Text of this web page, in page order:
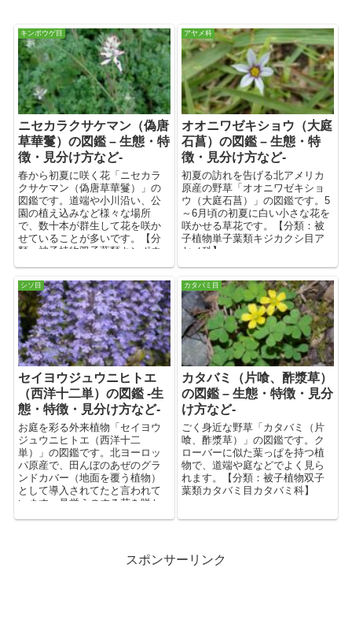
キンポウゲ目
ニセカラクサケマン（偽唐
草華鬘）の図鑑 – 生態・特
徴・見分け方など-
春から初夏に咲く花「ニセカラ
クサケマン（偽唐草華鬘）」の
図鑑です。道端や小川沿い、公
園の植え込みなど様々な場所
で、数十本が群生して花を咲か
せていることが多いです。【分
類：被子植物双子葉類キンポウ
アヤメ科
オオニワゼキショウ（大庭
石菖）の図鑑 – 生態・特
徴・見分け方など-
初夏の訪れを告げる北アメリカ
原産の野草「オオニワゼキショ
ウ（大庭石菖）」の図鑑です。5
～6月頃の初夏に白い小さな花を
咲かせる草花です。【分類：被
子植物単子葉類キジカクシ目ア
ヤメ科】
シソ目
セイヨウジュウニヒトエ
（西洋十二単）の図鑑 -生
態・特徴・見分け方など-
お庭を彩る外来植物「セイヨウ
ジュウニヒトエ（西洋十二
単）」の図鑑です。北ヨーロッ
パ原産で、田んぼのあぜのグラ
ンドカバー（地面を覆う植物）
として導入されてたと言われて
います。見栄えのする花を咲か
カタバミ目
カタバミ（片喰、酢漿草）
の図鑑 – 生態・特徴・見分
け方など-
ごく身近な野草「カタバミ（片
喰、酢漿草）」の図鑑です。ク
ローバーに似た葉っぱを持つ植
物で、道端や庭などでよく見ら
れます。【分類：被子植物双子
葉類カタバミ目カタバミ科】
スポンサーリンク